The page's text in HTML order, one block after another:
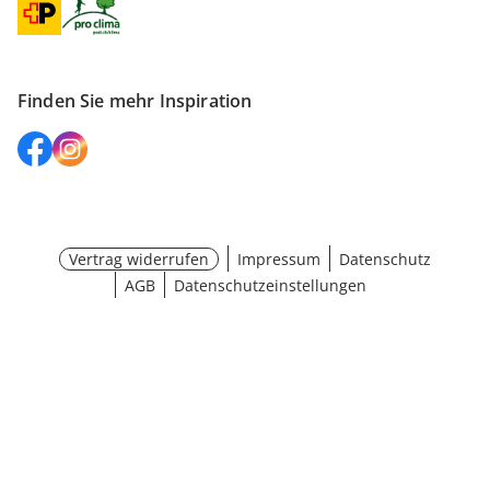
Finden Sie mehr Inspiration
Vertrag widerrufen Impressum
Datenschutz
AGB
Datenschutzeinstellungen